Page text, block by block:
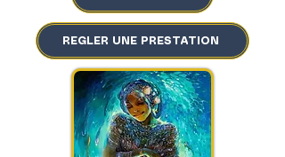
REGLER UNE PRESTATION